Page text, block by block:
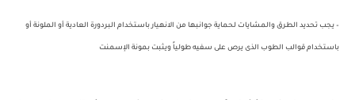
– يجب تحديد الطرق والمشايات لحماية جوانبها من الانهيار باستخدام البردورة العادية أو الملونة أو
باستخدام قوالب الطوب الذى يرص على سفيه طولياً ويثبت بمونة الإسمنت